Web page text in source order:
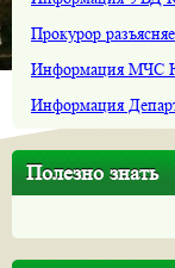
Прокурор
Информация МЧС
Информация
Полезно знать